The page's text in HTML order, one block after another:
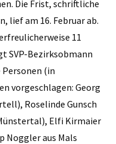
Die Frist, schriftliche
lief am 16. Februar ab.
11
SVP-Bezirksobmann
(in
vorgeschlagen: Georg
Roselinde Gunsch
Elfi Kirmaier
Noggler aus Mals